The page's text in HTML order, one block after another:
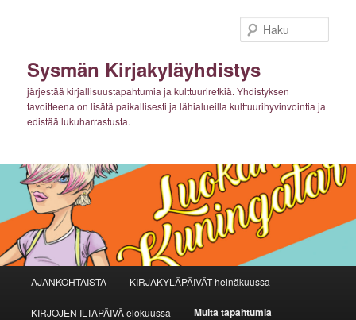
Sysmän Kirjakyläyhdistys
järjestää kirjallisuustapahtumia ja kulttuuriretkiä. Yhdistyksen
tavoitteena on lisätä paikallisesti ja lähialueilla kulttuurihyvinvointia ja
edistää lukuharrastusta.
AJANKOHTAISTA KIRJAKYLÄPÄIVÄT heinäkuussa
KIRJOJEN ILTAPÄIVÄ elokuussa Muita tapahtumia